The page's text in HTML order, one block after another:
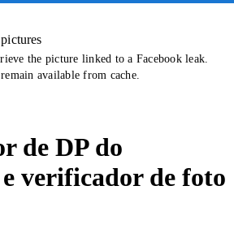
the picture linked to a Facebook leak.
available from cache.
de DP do
verificador de foto